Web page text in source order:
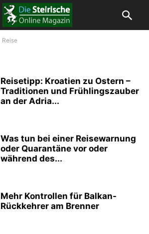
Reise
Reisetipp: Kroatien zu Ostern –
Traditionen und Frühlingszauber
an der Adria...
Was tun bei einer Reisewarnung
oder Quarantäne vor oder
während des...
Mehr Kontrollen für Balkan-
Rückkehrer am Brenner